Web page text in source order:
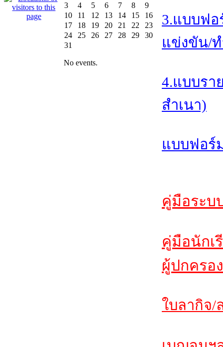
3
4 5 6 7 8
9
10
11 12 13 14 15
16
17
18 19 20 21 22
23
24
25 26 27 28 29
30
31
No events.
3.แบบฟอ
แข่งขัน/
4.แบบรา
สำเนา)
แบบฟอร์
คู่มือระบ
คู่มือนักเ
ผู้ปกครอ
ใบลากิจ/